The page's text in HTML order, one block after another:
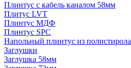
Плинтус с кабель каналом 58мм
Плитус LVT
Плинтус МДФ
Плинтус SPC
Напольный плинтус из полистирола
Заглушки
Заглушка 58мм